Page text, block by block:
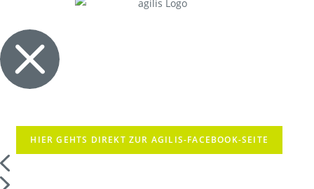
HIER GEHTS DIREKT ZUR AGILIS-FACEBOOK-SEITE